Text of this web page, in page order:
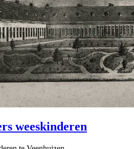
weeskinderen